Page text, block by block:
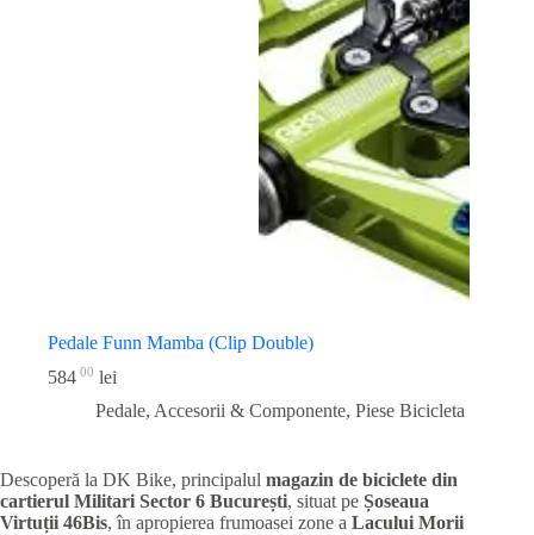
Pedale Funn Mamba (Clip Double)
584 00 lei
Pedale, Accesorii & Componente, Piese Bicicleta
Descoperă la DK Bike, principalul magazin de biciclete din
cartierul Militari Sector 6 București, situat pe Șoseaua
Virtuții 46Bis, în apropierea frumoasei zone a Lacului Morii